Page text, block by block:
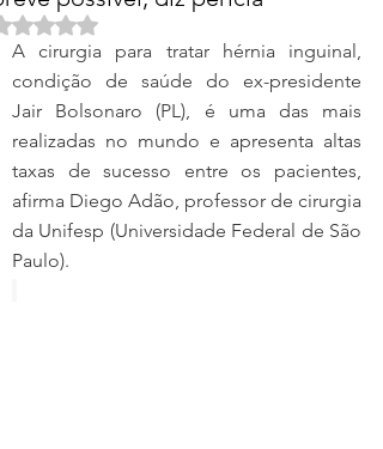
Avaliado com NaN de 5 estrelas.
A cirurgia para tratar hérnia inguinal,
condição de saúde do ex-presidente
Jair Bolsonaro (PL), é uma das mais
realizadas no mundo e apresenta altas
taxas de sucesso entre os pacientes,
afirma Diego Adão, professor de cirurgia
da Unifesp (Universidade Federal de São
Paulo).